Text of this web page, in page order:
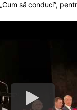
să conduci”,